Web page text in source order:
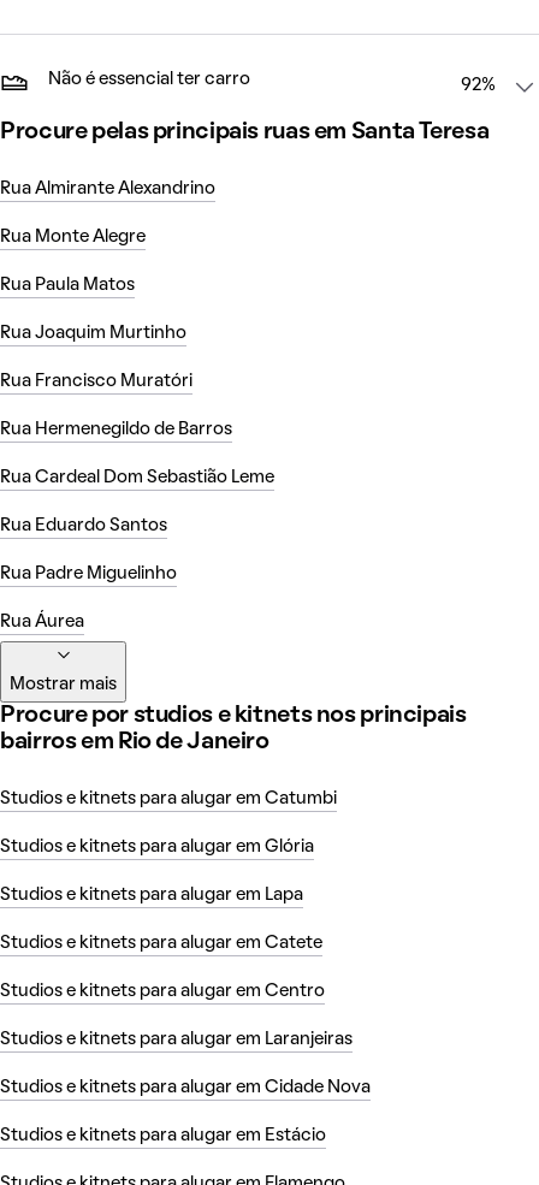
Não é essencial ter carro 92%
Procure pelas principais ruas em Santa Teresa
Rua Almirante Alexandrino
Rua Monte Alegre
Rua Paula Matos
Rua Joaquim Murtinho
Rua Francisco Muratóri
Rua Hermenegildo de Barros
Rua Cardeal Dom Sebastião Leme
Rua Eduardo Santos
Rua Padre Miguelinho
Rua Áurea
Mostrar mais
Procure por studios e kitnets nos principais
bairros em Rio de Janeiro
Studios e kitnets para alugar em Catumbi
Studios e kitnets para alugar em Glória
Studios e kitnets para alugar em Lapa
Studios e kitnets para alugar em Catete
Studios e kitnets para alugar em Centro
Studios e kitnets para alugar em Laranjeiras
Studios e kitnets para alugar em Cidade Nova
Studios e kitnets para alugar em Estácio